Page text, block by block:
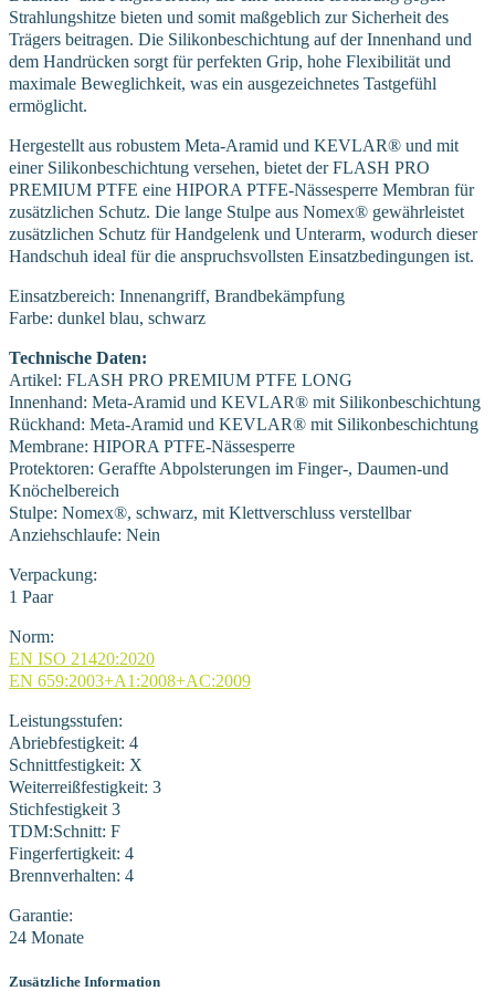
Strahlungshitze bieten und somit maßgeblich zur Sicherheit des
Trägers beitragen. Die Silikonbeschichtung auf der Innenhand und
dem Handrücken sorgt für perfekten Grip, hohe Flexibilität und
maximale Beweglichkeit, was ein ausgezeichnetes Tastgefühl
ermöglicht.
Hergestellt aus robustem Meta-Aramid und KEVLAR® und mit
einer Silikonbeschichtung versehen, bietet der FLASH PRO
PREMIUM PTFE eine HIPORA PTFE-Nässesperre Membran für
zusätzlichen Schutz. Die lange Stulpe aus Nomex® gewährleistet
zusätzlichen Schutz für Handgelenk und Unterarm, wodurch dieser
Handschuh ideal für die anspruchsvollsten Einsatzbedingungen ist.
Einsatzbereich: Innenangriff, Brandbekämpfung
Farbe: dunkel blau, schwarz
Technische Daten:
Artikel: FLASH PRO PREMIUM PTFE LONG
Innenhand: Meta-Aramid und KEVLAR® mit Silikonbeschichtung
Rückhand: Meta-Aramid und KEVLAR® mit Silikonbeschichtung
Membrane: HIPORA PTFE-Nässesperre
Protektoren: Geraffte Abpolsterungen im Finger-, Daumen-und
Knöchelbereich
Stulpe: Nomex®, schwarz, mit Klettverschluss verstellbar
Anziehschlaufe: Nein
Verpackung:
1 Paar
Norm:
EN ISO 21420:2020
EN 659:2003+A1:2008+AC:2009
Leistungsstufen:
Abriebfestigkeit: 4
Schnittfestigkeit: X
Weiterreißfestigkeit: 3
Stichfestigkeit 3
TDM:Schnitt: F
Fingerfertigkeit: 4
Brennverhalten: 4
Garantie:
24 Monate
Zusätzliche Information